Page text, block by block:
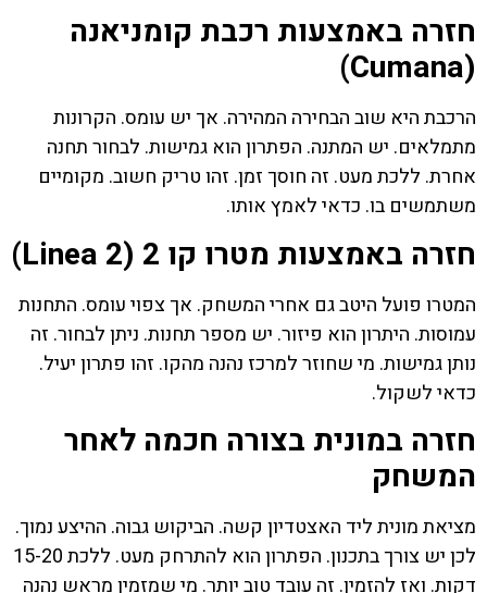
חזרה באמצעות רכבת קומניאנה
(Cumana)
הרכבת היא שוב הבחירה המהירה. אך יש עומס. הקרונות
מתמלאים. יש המתנה. הפתרון הוא גמישות. לבחור תחנה
אחרת. ללכת מעט. זה חוסך זמן. זהו טריק חשוב. מקומיים
משתמשים בו. כדאי לאמץ אותו.
חזרה באמצעות מטרו קו 2 (Linea 2)
המטרו פועל היטב גם אחרי המשחק. אך צפוי עומס. התחנות
עמוסות. היתרון הוא פיזור. יש מספר תחנות. ניתן לבחור. זה
נותן גמישות. מי שחוזר למרכז נהנה מהקו. זהו פתרון יעיל.
כדאי לשקול.
חזרה במונית בצורה חכמה לאחר
המשחק
מציאת מונית ליד האצטדיון קשה. הביקוש גבוה. ההיצע נמוך.
לכן יש צורך בתכנון. הפתרון הוא להתרחק מעט. ללכת 15-20
דקות. ואז להזמין. זה עובד טוב יותר. מי שמזמין מראש נהנה